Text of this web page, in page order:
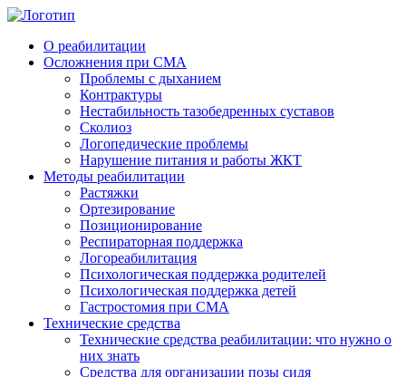
О реабилитации
Осложнения при СМА
Проблемы с дыханием
Контрактуры
Нестабильность тазобедренных суставов
Cколиоз
Логопедические проблемы
Нарушение питания и работы ЖКТ
Методы реабилитации
Растяжки
Ортезирование
Позиционирование
Респираторная поддержка
Логореабилитация
Психологическая поддержка родителей
Психологическая поддержка детей
Гастростомия при СМА
Технические средства
Технические средства реабилитации: что нужно о
них знать
Средства для организации позы сидя